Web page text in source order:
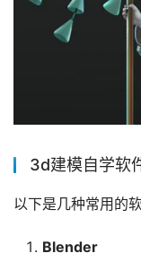
3d建模自学软
以下是几种常用的
Blender